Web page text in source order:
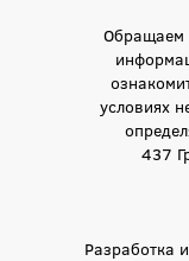
Обращаем
условиях
437
Разработка